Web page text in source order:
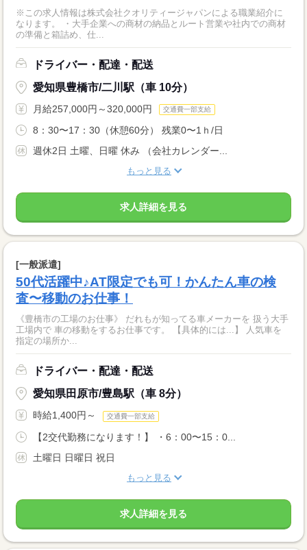
※この求人情報は株式会社クオリティージャパンによる職業紹介に
なります。 ・大手企業への商材の納品とルート営業や社内での商材
の準備と箱詰め、仕...
ドライバー・配達・配送
愛知県豊橋市/二川駅（車 10分）
月給257,000円～320,000円 交通費一部支給
8：30〜17：30（休憩60分） 残業0〜1ｈ/日
週休2日 土曜、日曜 休み （会社カレンダー...
もっと見る
求人詳細を見る
[一般派遣]
50代活躍中♪AT限定でも可！かんたん車の検
査〜移動のお仕事！
《豊橋市の工場のお仕事》 だれもが知ってる車メーカーを 扱う大手
工場内で 車の移動をするお仕事です。 【具体的には...】 人気車を
指定の場所か...
ドライバー・配達・配送
愛知県田原市/豊島駅（車 8分）
時給1,400円～ 交通費一部支給
【2交代勤務になります！】 ・6：00〜15：0...
土曜日 日曜日 祝日
もっと見る
求人詳細を見る